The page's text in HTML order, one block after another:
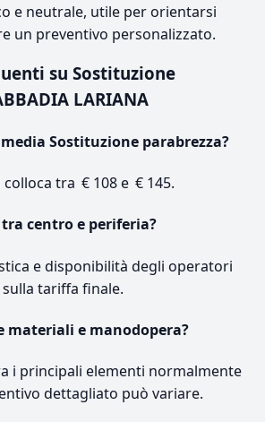
e neutrale, utile per orientarsi
un preventivo personalizzato.
su Sostituzione
LARIANA
Sostituzione parabrezza?
tra € 108 e € 145.
centro e periferia?
e disponibilità degli operatori
tariffa finale.
materiali e manodopera?
i principali elementi normalmente
dettagliato può variare.